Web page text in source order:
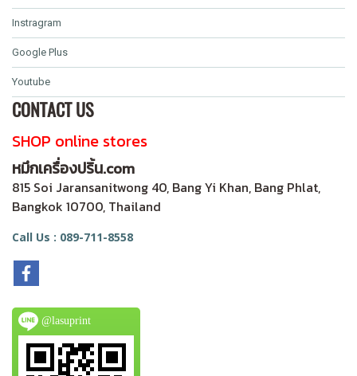
Instragram
Google Plus
Youtube
CONTACT US
SHOP online stores
หมึกเครื่องปริ้น.com
815 Soi Jaransanitwong 40, Bang Yi Khan, Bang Phlat,
Bangkok 10700, Thailand
Call Us : 089-711-8558
@lasuprint